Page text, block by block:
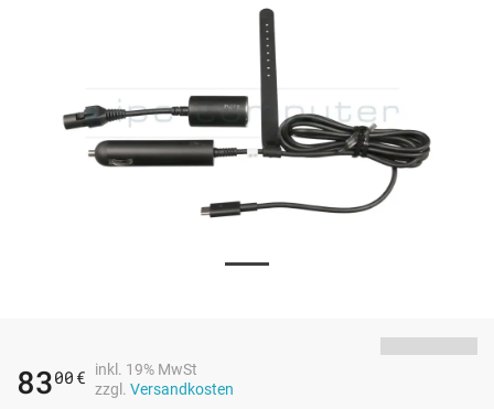
8300 €
inkl. 19% MwSt
zzgl. Versandkosten